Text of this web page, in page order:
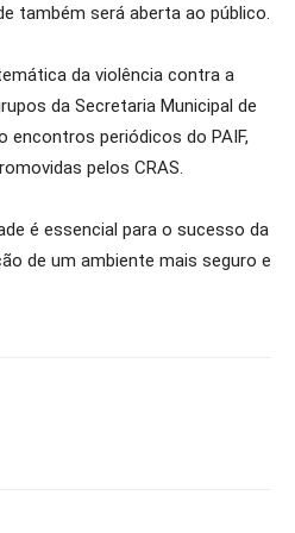
também será aberta ao público.
da violência contra a
da Secretaria Municipal de
encontros periódicos do PAIF,
pelos CRAS.
é essencial para o sucesso da
de um ambiente mais seguro e